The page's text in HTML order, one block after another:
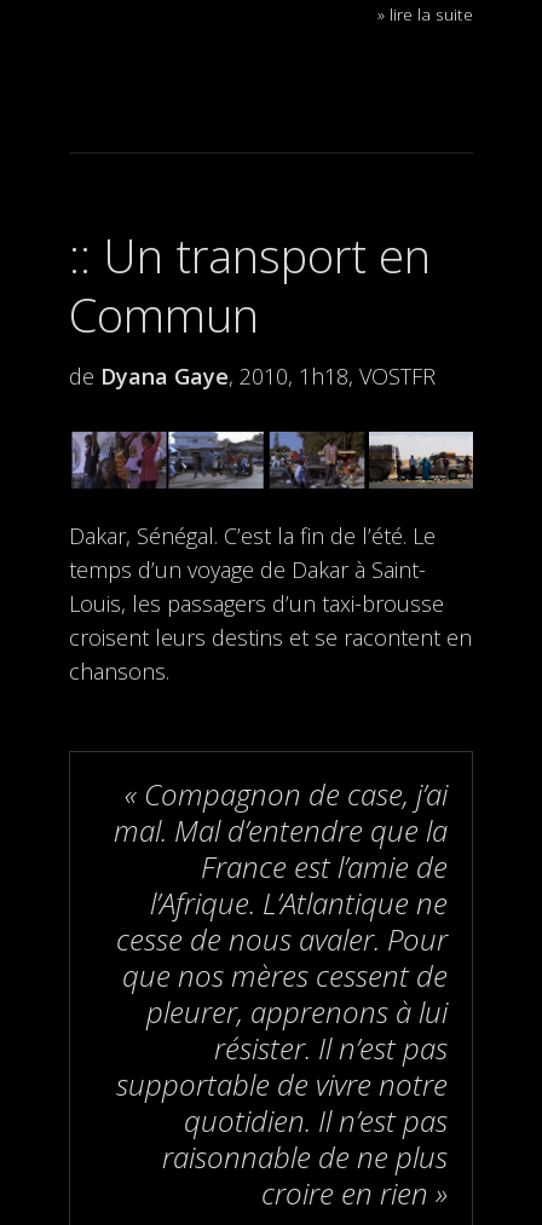
» lire la suite
Un transport en
Commun
de Dyana Gaye, 2010, 1h18, VOSTFR
Dakar, Sénégal. C’est la fin de l’été. Le
temps d’un voyage de Dakar à Saint-
Louis, les passagers d’un taxi-brousse
croisent leurs destins et se racontent en
chansons.
« Compagnon de case, j’ai
mal. Mal d’entendre que la
France est l’amie de
l’Afrique. L’Atlantique ne
cesse de nous avaler. Pour
que nos mères cessent de
pleurer, apprenons à lui
résister. Il n’est pas
supportable de vivre notre
quotidien. Il n’est pas
raisonnable de ne plus
croire en rien »